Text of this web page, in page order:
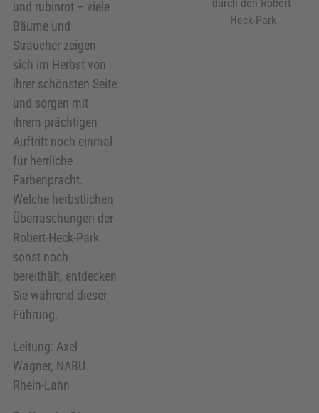
und rubinrot – viele
Bäume und
Sträucher zeigen
sich im Herbst von
ihrer schönsten Seite
und sorgen mit
ihrem prächtigen
Auftritt noch einmal
für herrliche
Farbenpracht.
Welche herbstlichen
Überraschungen der
Robert-Heck-Park
sonst noch
bereithält, entdecken
Sie während dieser
Führung.
Leitung: Axel
Wagner, NABU
Rhein-Lahn
durch den Robert-
Heck-Park